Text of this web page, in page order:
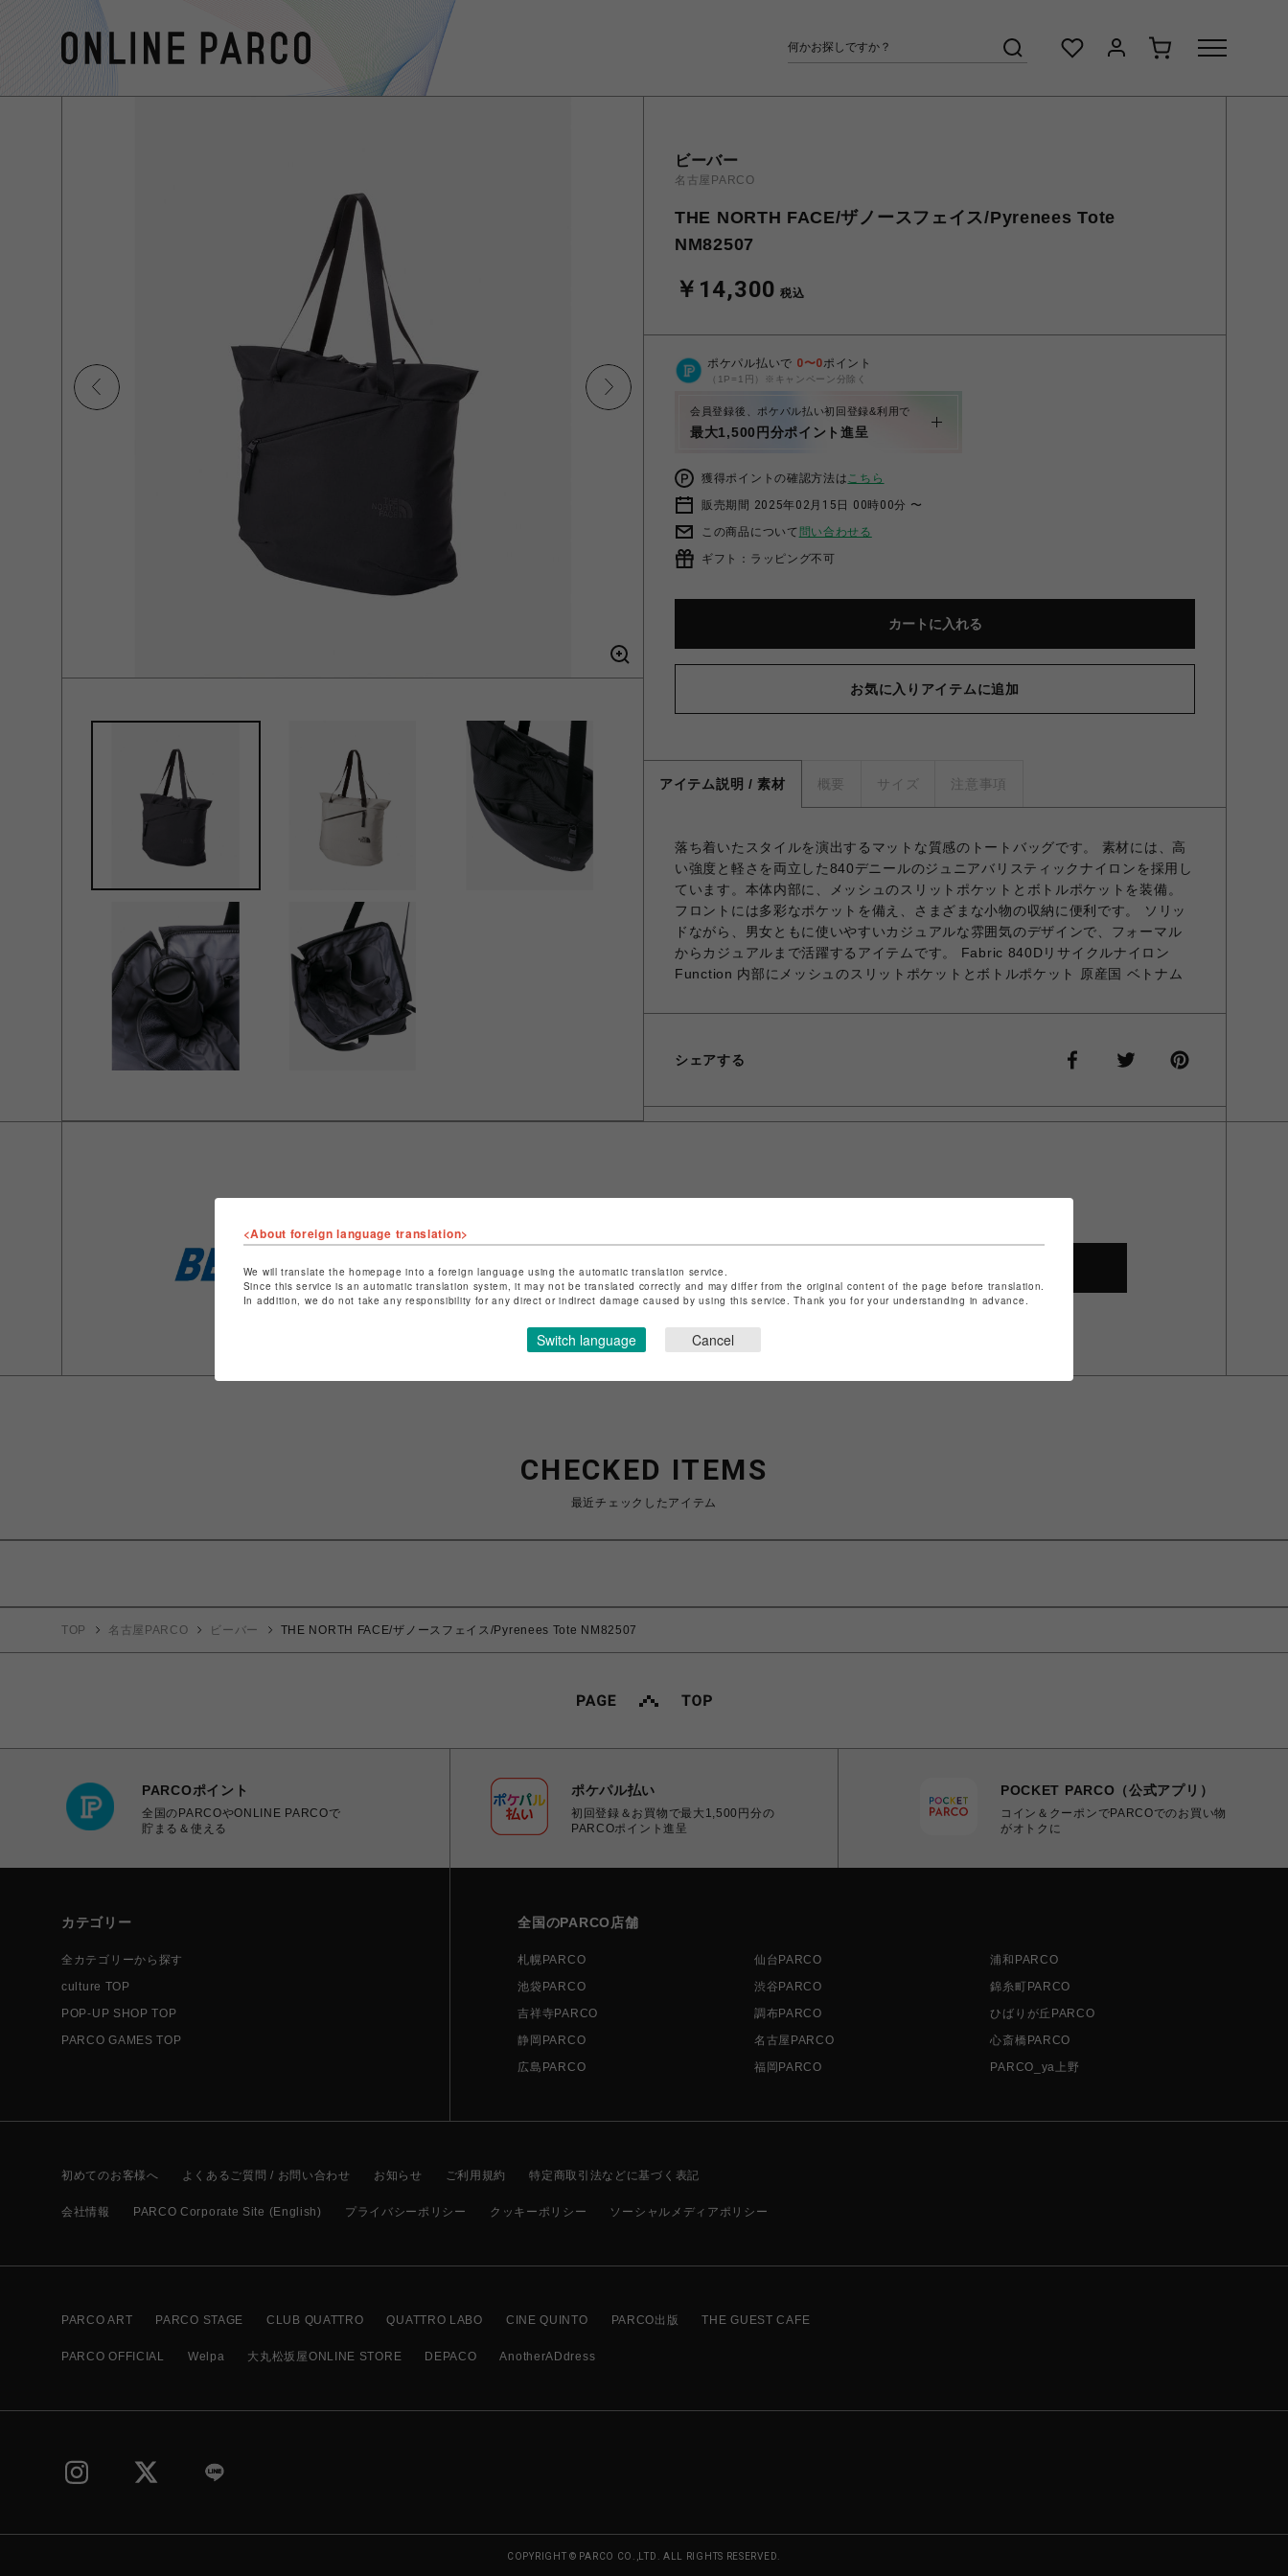
ビーバー
名古屋PARCO
THE NORTH FACE/ザノースフェイス/Pyrenees Tote
NM82507
￥14,300 税込
ポケパル払いで 0〜0ポイント
（1P=1円）※キャンペーン分除く
会員登録後、ポケパル払い初回登録&利用で
最大1,500円分ポイント進呈
獲得ポイントの確認方法はこちら
販売期間 2025年02月15日 00時00分 〜
この商品について 問い合わせる
ギフト：ラッピング不可
カートに入れる
お気に入りアイテムに追加
アイテム説明 / 素材 概要 サイズ 注意事項
落ち着いたスタイルを演出するマットな質感のトートバッグです。 素材には、高
い強度と軽さを両立した840デニールのジュニアバリスティックナイロンを採用し
ています。本体内部に、メッシュのスリットポケットとボトルポケットを装備。
フロントには多彩なポケットを備え、さまざまな小物の収納に便利です。 ソリッ
ドながら、男女ともに使いやすいカジュアルな雰囲気のデザインで、フォーマル
からカジュアルまで活躍するアイテムです。 Fabric 840Dリサイクルナイロン
Function 内部にメッシュのスリットポケットとボトルポケット 原産国 ベトナム
シェアする
店舗名
名古屋PARCO
特定商取引法など法令に基づく表記はこちら
CHECKED ITEMS
最近チェックしたアイテム
TOP 名古屋PARCO ビーバー THE NORTH FACE/ザノースフェイス/Pyrenees Tote NM82507
PARCOポイント
全国のPARCOやONLINE PARCOで
貯まる＆使える
ポケパル払い
初回登録＆お買物で最大1,500円分の
PARCOポイント進呈
POCKET PARCO（公式アプリ）
コイン＆クーポンでPARCOでのお買い物
がオトクに
カテゴリー
全カテゴリーから探す
culture TOP
POP-UP SHOP TOP
PARCO GAMES TOP
全国のPARCO店舗
札幌PARCO 仙台PARCO
浦和PARCO
池袋PARCO
渋谷PARCO
錦糸町PARCO
吉祥寺PARCO
調布PARCO
ひばりが丘PARCO
静岡PARCO
名古屋PARCO
心斎橋PARCO
広島PARCO
福岡PARCO PARCO_ya上野
初めてのお客様へ よくあるご質問 / お問い合わせ お知らせ ご利用規約 特定商取引法などに基づく表記
会社情報 PARCO Corporate Site (English) プライバシーポリシー クッキーポリシー ソーシャルメディアポリシー
PARCO ART PARCO STAGE CLUB QUATTRO QUATTRO LABO CINE QUINTO PARCO出版 THE GUEST CAFE
PARCO OFFICIAL Welpa 大丸松坂屋ONLINE STORE DEPACO AnotherADdress
COPYRIGHT © PARCO CO.,LTD. ALL RIGHTS RESERVED.
<About foreign language translation>
We will translate the homepage into a foreign language using the automatic translation service.
Since this service is an automatic translation system, it may not be translated correctly and may differ from the original content of the page before translation.
In addition, we do not take any responsibility for any direct or indirect damage caused by using this service. Thank you for your understanding in advance.
Switch language Cancel